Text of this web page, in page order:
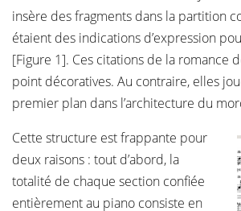
insère des fragments dans la partition
étaient des indications d’expression
[Figure 1]. Ces citations de la romance
point décoratives. Au contraire, elles
premier plan dans l’architecture du
Cette structure est frappante pour
deux raisons : tout d’abord, la
totalité de chaque section confiée
entièrement au piano consiste en